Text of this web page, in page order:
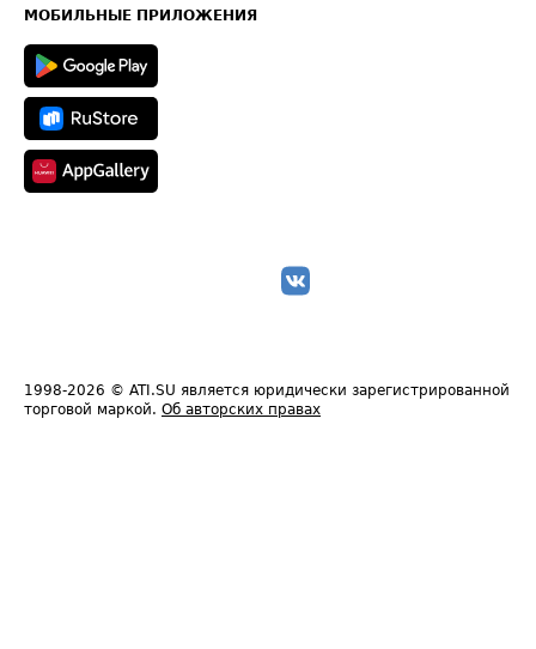
Техническая информация
МОБИЛЬНЫЕ ПРИЛОЖЕНИЯ
1998-2026 © ATI.SU является юридически зарегистрированной
торговой маркой. Об авторских правах